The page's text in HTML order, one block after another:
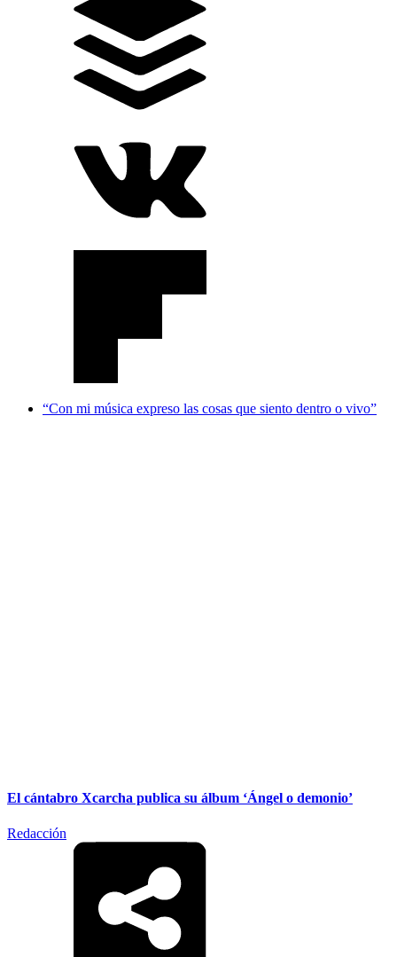
“Con mi música expreso las cosas que siento dentro o vivo”
El cántabro Xcarcha publica su álbum ‘Ángel o demonio’
Redacción